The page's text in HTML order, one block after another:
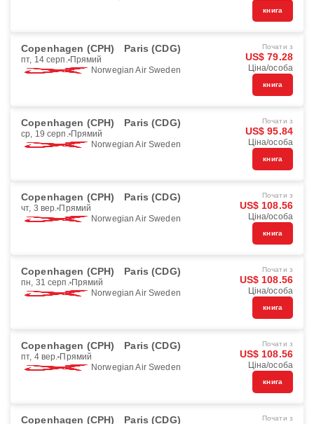
книга
Copenhagen (CPH) Paris (CDG)
пт, 14 серп. Прямий
Norwegian Air Sweden
Почати з
US$ 79.28
Ціна/особа
книга
Copenhagen (CPH) Paris (CDG)
ср, 19 серп. Прямий
Norwegian Air Sweden
Почати з
US$ 95.84
Ціна/особа
книга
Copenhagen (CPH) Paris (CDG)
чт, 3 вер. Прямий
Norwegian Air Sweden
Почати з
US$ 108.56
Ціна/особа
книга
Copenhagen (CPH) Paris (CDG)
пн, 31 серп. Прямий
Norwegian Air Sweden
Почати з
US$ 108.56
Ціна/особа
книга
Copenhagen (CPH) Paris (CDG)
пт, 4 вер. Прямий
Norwegian Air Sweden
Почати з
US$ 108.56
Ціна/особа
книга
Copenhagen (CPH) Paris (CDG) Почати з